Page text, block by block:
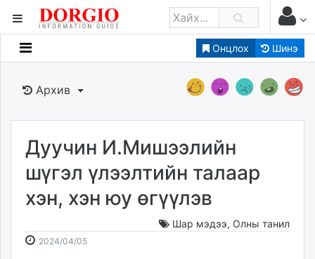
Онцлох Шинэ
Мэдээллийн
Банк санхүү
Бизнес ААН
Төрийн
Нийслэлийн
dorgio.mn
caak.mn
Архив
Дуучин И.Мишээлийн
шүгэл үлээлтийн талаар
хэн, хэн юу өгүүлэв
Шар мэдээ, Олны танил
2024/04/052024-
2026-